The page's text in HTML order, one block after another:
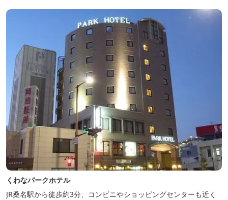
くわなパークホテル
JR桑名駅から徒歩約3分、コンビニやショッピングセンターも近く